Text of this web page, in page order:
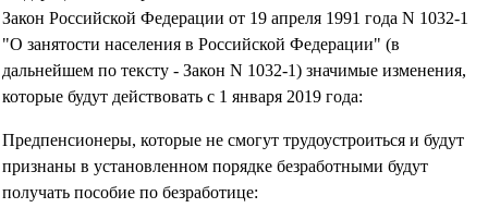
Закон Российской Федерации от 19 апреля 1991 года N 1032-1
"О занятости населения в Российской Федерации" (в
дальнейшем по тексту - Закон N 1032-1) значимые изменения,
которые будут действовать с 1 января 2019 года:
Предпенсионеры, которые не смогут трудоустроиться и будут
признаны в установленном порядке безработными будут
получать пособие по безработице: